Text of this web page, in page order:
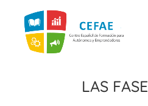
Las